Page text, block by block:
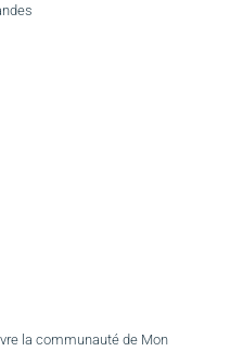
la communauté de Mon